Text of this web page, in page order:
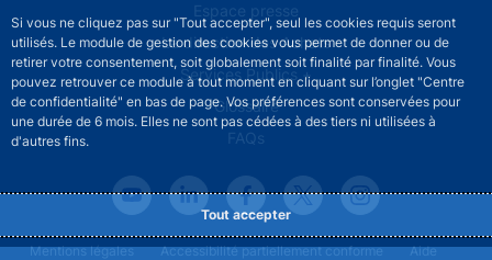
Si vous ne cliquez pas sur "Tout accepter", seul les cookies requis seront
utilisés. Le module de gestion des cookies vous permet de donner ou de
retirer votre consentement, soit globalement soit finalité par finalité. Vous
pouvez retrouver ce module à tout moment en cliquant sur l’onglet "Centre
de confidentialité" en bas de page. Vos préférences sont conservées pour
une durée de 6 mois. Elles ne sont pas cédées à des tiers ni utilisées à
d'autres fins.
Tout accepter
Espace presse
La direction des Achats
Services Publics +
Glossaire
FAQs
Footer legal notice menu
Mentions légales Accessibilité partiellement conforme Aide